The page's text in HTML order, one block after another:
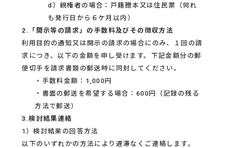
d）親権者の場合：戸籍謄本又は住民票（何れ
も発行日から６ケ月以内）
2.「開示等の請求」の手数料及びその徴収方法
利用目的の通知又は開示の請求の場合にのみ、１回の請
求につき、以下の金額を申し受けます。下記金額分の郵
便切手を請求書類の郵送時に同封してください。
・手数料金額：1,000円
・書面の郵送を希望する場合：600円（記録の残る
方法で郵送）
3.検討結果連絡
1）検討結果の回答方法
以下のいずれかの方法により遅滞なくご連絡します。